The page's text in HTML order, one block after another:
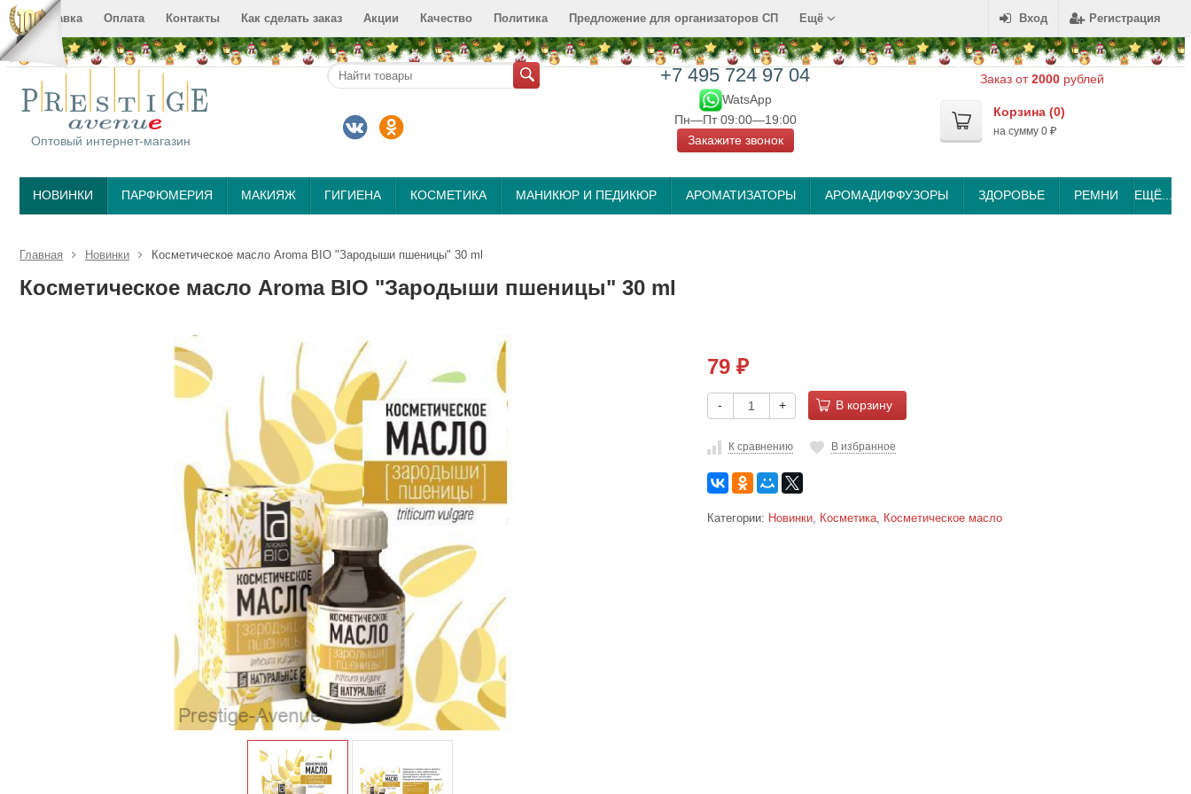
Вход Регистрация
Доставка Оплата Контакты Как сделать заказ Акции Качество Политика Предложение для организаторов СП Ещё
Оптовый интернет-магазин
+7 495 724 97 04
WatsApp
Пн—Пт 09:00—19:00
Закажите звонок
Заказ от2000 рублей
Корзина (0)
на сумму 0 ₽
НОВИНКИ ПАРФЮМЕРИЯ МАКИЯЖ ГИГИЕНА КОСМЕТИКА МАНИКЮР И ПЕДИКЮР АРОМАТИЗАТОРЫ АРОМАДИФФУЗОРЫ ЗДОРОВЬЕ РЕМНИ ЕЩЁ...
Главная Новинки Косметическое масло Aroma BIO "Зародыши пшеницы" 30 ml
Косметическое масло Aroma BIO "Зародыши пшеницы" 30 ml
79 ₽
- + В корзину
К сравнению В избранное
Категории: Новинки, Косметика, Косметическое масло